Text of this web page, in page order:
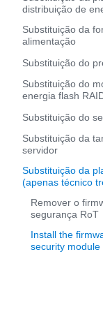
distribuição de
Substituição da
alimentação
Substituição do
Substituição do
energia flash
Substituição do
Substituição da
servidor
Substituição da
(apenas técnico
Remover o
segurança RoT
Install the
security module